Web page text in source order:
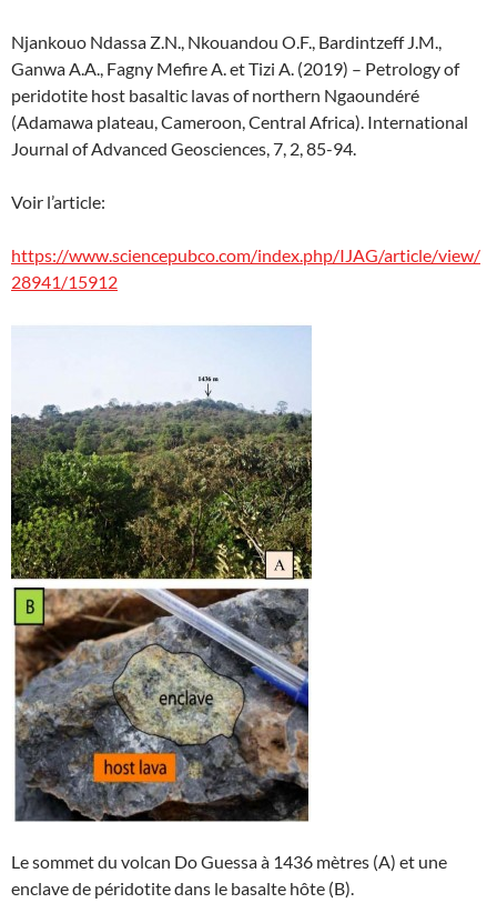
Njankouo Ndassa Z.N., Nkouandou O.F., Bardintzeff J.M.,
Ganwa A.A., Fagny Mefire A. et Tizi A. (2019) – Petrology of
peridotite host basaltic lavas of northern Ngaoundéré
(Adamawa plateau, Cameroon, Central Africa). International
Journal of Advanced Geosciences, 7, 2, 85-94.
Voir l’article:
https://www.sciencepubco.com/index.php/IJAG/article/view/
28941/15912
Le sommet du volcan Do Guessa à 1436 mètres (A) et une
enclave de péridotite dans le basalte hôte (B).